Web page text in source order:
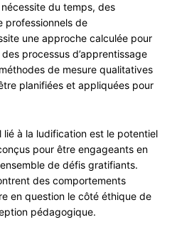
du temps, des
professionnels de
une approche calculée pour
des processus d’apprentissage
de mesure qualitatives
planifiées et appliquées pour
lié à la ludification est le potentiel
pour être engageants en
de défis gratifiants.
des comportements
en question le côté éthique de
pédagogique.